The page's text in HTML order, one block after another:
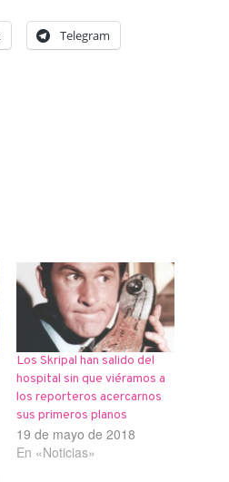
Telegram
Los Skripal han salido del
hospital sin que viéramos a
los reporteros acercarnos
sus primeros planos
19 de mayo de 2018
En «Noticias»